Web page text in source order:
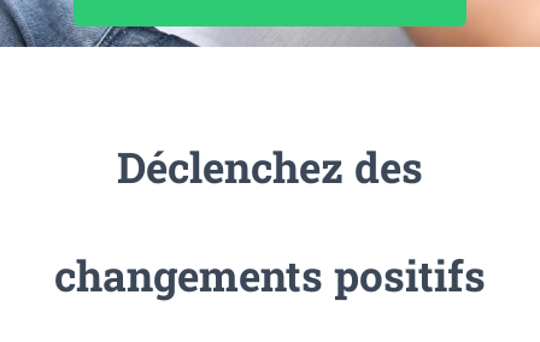
O
Déclenchez des
changements positifs